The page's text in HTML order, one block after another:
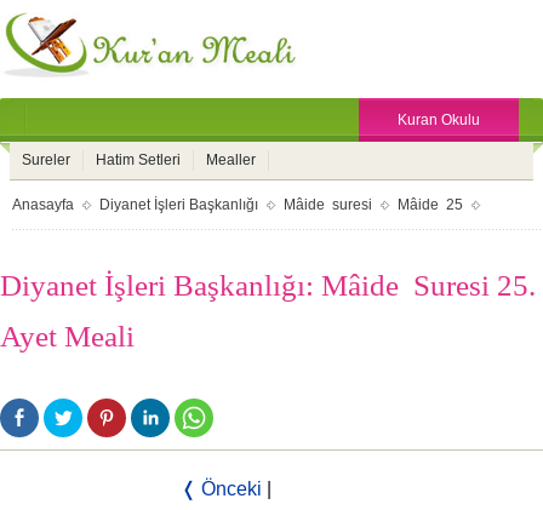
Kuran Okulu
Sureler Hatim Setleri Mealler
Anasayfa Diyanet İşleri Başkanlığı Mâide suresi Mâide 25
Diyanet İşleri Başkanlığı: Mâide Suresi 25.
Ayet Meali
❬ Önceki